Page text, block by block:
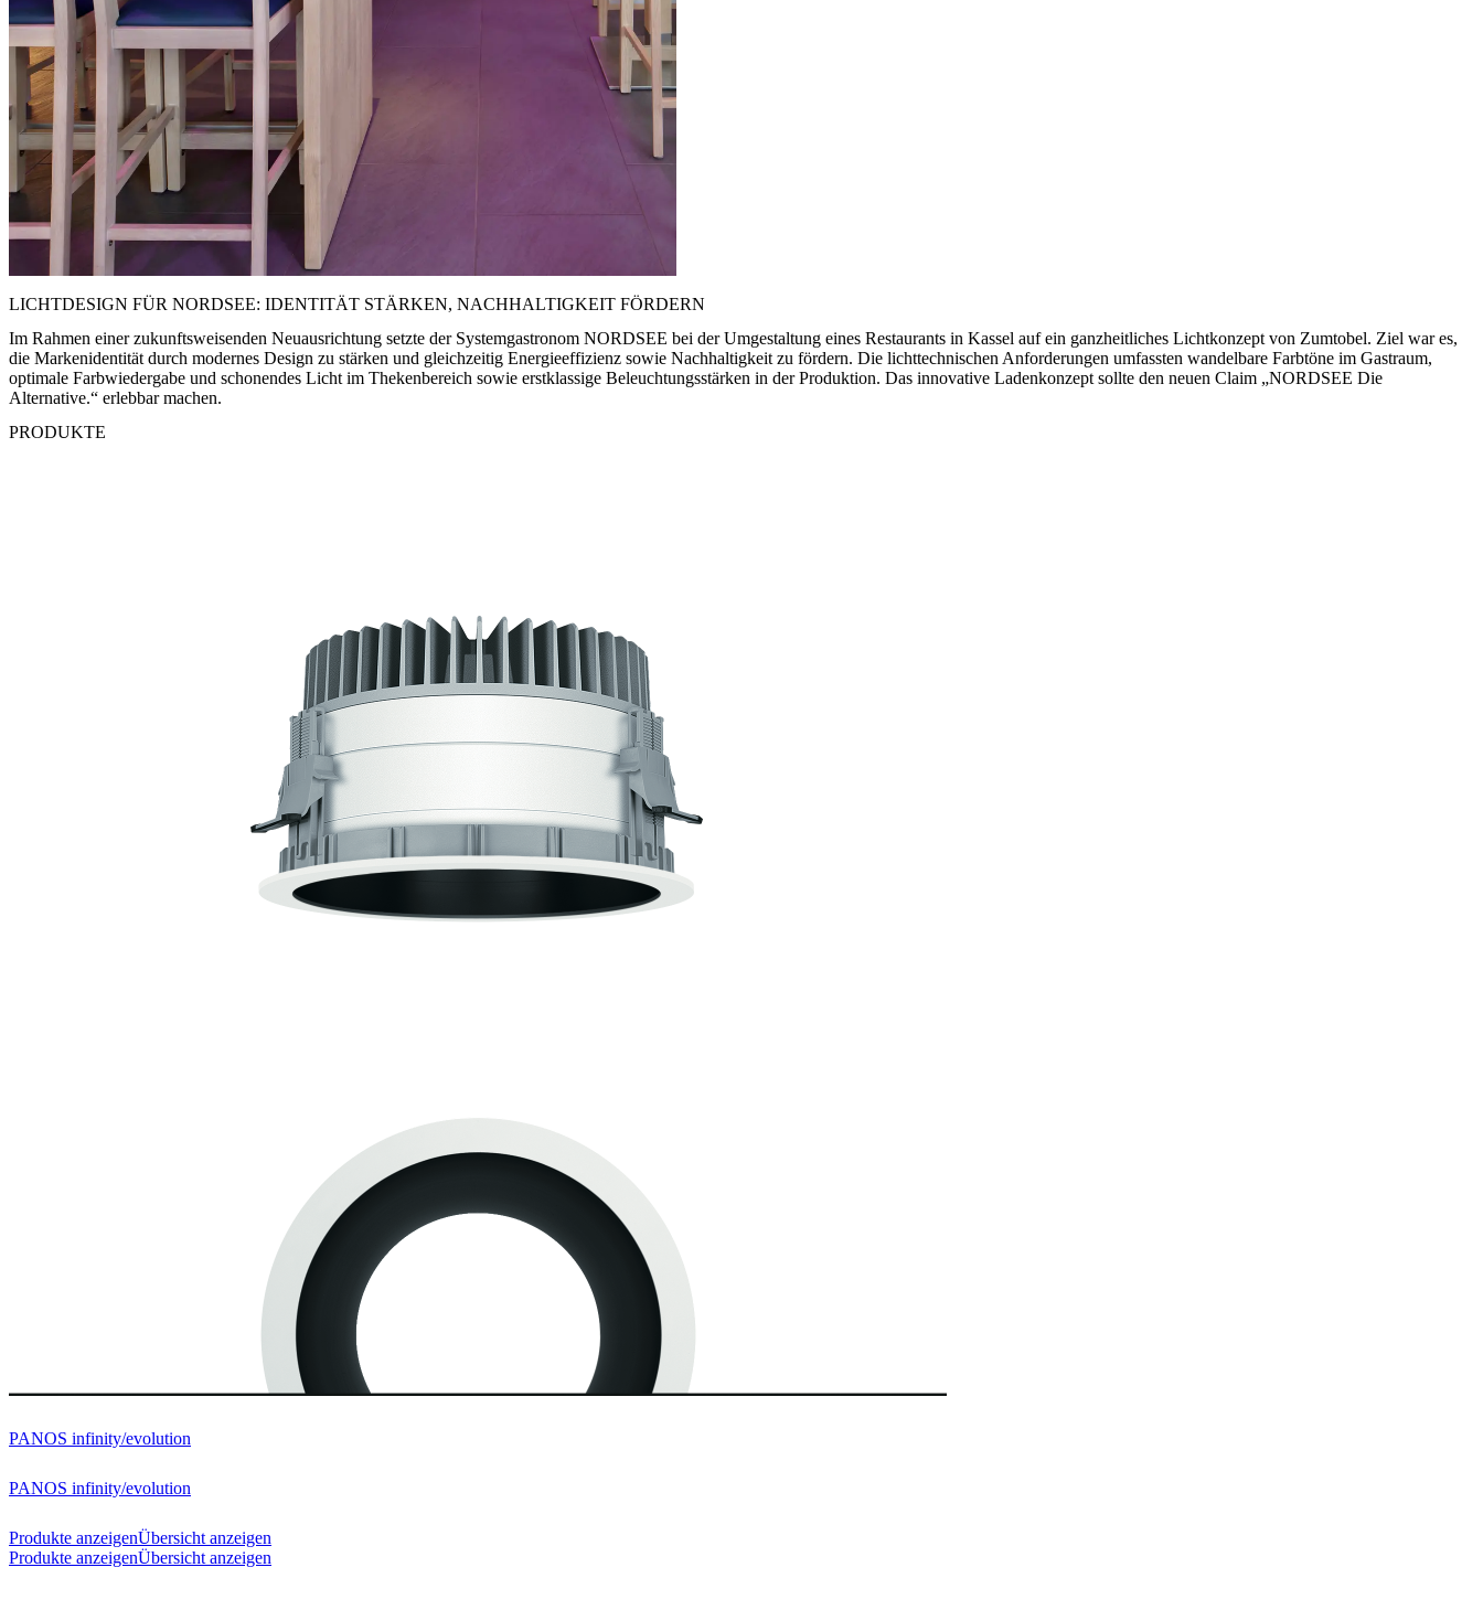
LICHTDESIGN FÜR NORDSEE: IDENTITÄT STÄRKEN, NACHHALTIGKEIT FÖRDERN
Im Rahmen einer zukunftsweisenden Neuausrichtung setzte der Systemgastronom NORDSEE bei der Umgestaltung eines Restaurants in Kassel auf ein ganzheitliches Lichtkonzept von Zumtobel. Ziel war es,
die Markenidentität durch modernes Design zu stärken und gleichzeitig Energieeffizienz sowie Nachhaltigkeit zu fördern. Die lichttechnischen Anforderungen umfassten wandelbare Farbtöne im Gastraum,
optimale Farbwiedergabe und schonendes Licht im Thekenbereich sowie erstklassige Beleuchtungsstärken in der Produktion. Das innovative Ladenkonzept sollte den neuen Claim „NORDSEE Die
Alternative.“ erlebbar machen.
PRODUKTE
PANOS infinity/evolution
PANOS infinity/evolution
Produkte anzeigenÜbersicht anzeigen
Produkte anzeigenÜbersicht anzeigen